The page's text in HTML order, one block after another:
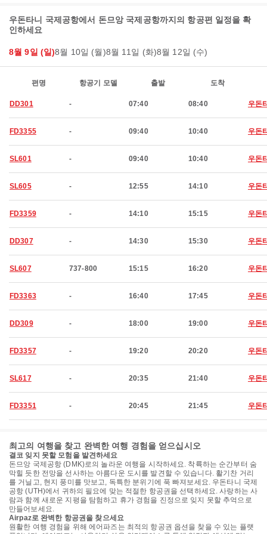
우돈타니 국제공항에서 돈므앙 국제공항까지의 항공편 일정을 확
인하세요
8월 9일 (일)8월 10일 (월)8월 11일 (화)8월 12일 (수)
편명 항공기 모델 출발 도착
DD301 - 07:40 08:40 우돈
FD3355 - 09:40 10:40 우돈
SL601 - 09:40 10:40 우돈
SL605 - 12:55 14:10 우돈
FD3359 - 14:10 15:15 우돈
DD307 - 14:30 15:30 우돈
SL607 737-800 15:15 16:20 우돈
FD3363 - 16:40 17:45 우돈
DD309 - 18:00 19:00 우돈
FD3357 - 19:20 20:20 우돈
SL617 - 20:35 21:40 우돈
FD3351 - 20:45 21:45 우돈
최고의 여행을 찾고 완벽한 여행 경험을 얻으십시오
결코 잊지 못할 모험을 발견하세요
돈므앙 국제공항 (DMK)로의 놀라운 여행을 시작하세요. 착륙하는 순간부터 숨
막힐 듯한 전망을 선사하는 아름다운 도시를 발견할 수 있습니다. 활기찬 거리
를 거닐고, 현지 풍미를 맛보고, 독특한 분위기에 푹 빠져보세요. 우돈타니 국제
공항 (UTH)에서 귀하의 필요에 맞는 적절한 항공권을 선택하세요. 사랑하는 사
람과 함께 새로운 지평을 탐험하고 휴가 경험을 진정으로 잊지 못할 추억으로
만들어보세요.
Airpaz로 완벽한 항공권을 찾으세요
원활한 여행 경험을 위해 에어파즈는 최적의 항공권 옵션을 찾을 수 있는 플랫